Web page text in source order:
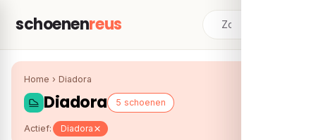
schoenenreus
Home › Diadora
Diadora 5 schoenen
Actief: Diadora